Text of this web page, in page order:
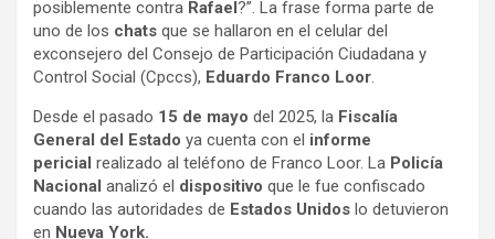
posiblemente contra Rafael?”. La frase forma parte de
uno de los chats que se hallaron en el celular del
exconsejero del Consejo de Participación Ciudadana y
Control Social (Cpccs), Eduardo Franco Loor.
Desde el pasado 15 de mayo del 2025, la Fiscalía
General del Estado ya cuenta con el informe
pericial realizado al teléfono de Franco Loor. La Policía
Nacional analizó el dispositivo que le fue confiscado
cuando las autoridades de Estados Unidos lo detuvieron
en Nueva York.